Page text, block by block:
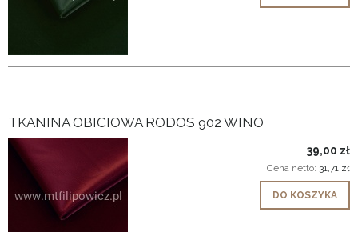
TKANINA OBICIOWA RODOS 902 WINO
39,00 zł
Cena netto: 31,71 zł
DO KOSZYKA